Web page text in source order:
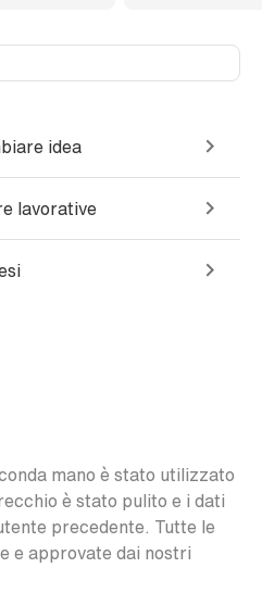
idea
lavorative
mano è stato utilizzato
è stato pulito e i dati
precedente. Tutte le
e approvate dai nostri